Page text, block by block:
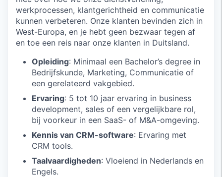
werkprocessen, klantgerichtheid en communicatie
kunnen verbeteren. Onze klanten bevinden zich in
West-Europa, en je hebt geen bezwaar tegen af
en toe een reis naar onze klanten in Duitsland.
Opleiding: Minimaal een Bachelor’s degree in
Bedrijfskunde, Marketing, Communicatie of
een gerelateerd vakgebied.
Ervaring: 5 tot 10 jaar ervaring in business
development, sales of een vergelijkbare rol,
bij voorkeur in een SaaS- of M&A-omgeving.
Kennis van CRM-software: Ervaring met
CRM tools.
Taalvaardigheden: Vloeiend in Nederlands en
Engels.